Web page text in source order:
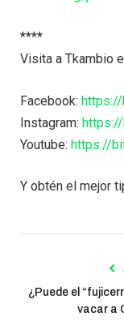
****
Visita a Tkambio
Facebook: https://
Instagram:
Youtube: https://
Y obtén el mejor
¿Puede el
vacar a